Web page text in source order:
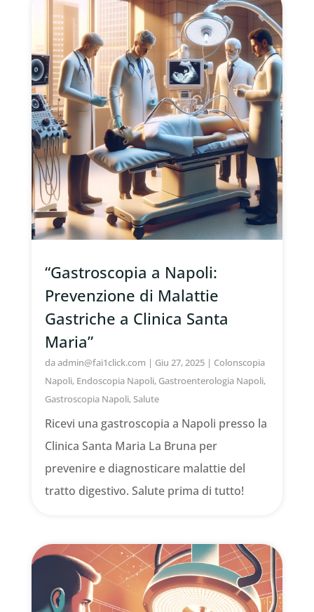
“Gastroscopia a Napoli:
Prevenzione di Malattie
Gastriche a Clinica Santa
Maria”
daadmin@fai1click.com | Giu 27, 2025| Colonscopia
Napoli, Endoscopia Napoli, Gastroenterologia Napoli,
Gastroscopia Napoli, Salute
Ricevi una gastroscopia a Napoli presso la
Clinica Santa Maria La Bruna per
prevenire e diagnosticare malattie del
tratto digestivo. Salute prima di tutto!